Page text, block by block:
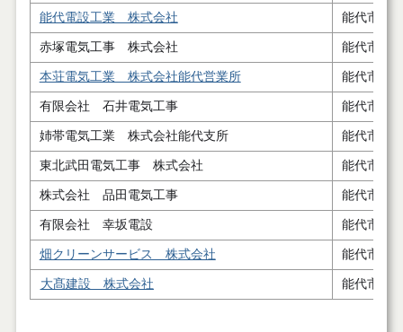
能代電設工業 株式会社 能代市浜
赤塚電気工事 株式会社 能代市松
本荘電気工業 株式会社能代営業所 能代市字
有限会社 石井電気工事 能代市落
姉帯電気工業 株式会社能代支所 能代市二
東北武田電気工事 株式会社 能代市二
株式会社 品田電気工事 能代市元
有限会社 幸坂電設 能代市扇
畑クリーンサービス 株式会社 能代市扇
大髙建設 株式会社 能代市落